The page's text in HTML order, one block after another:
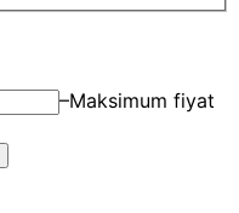
–Maksimum fiyat